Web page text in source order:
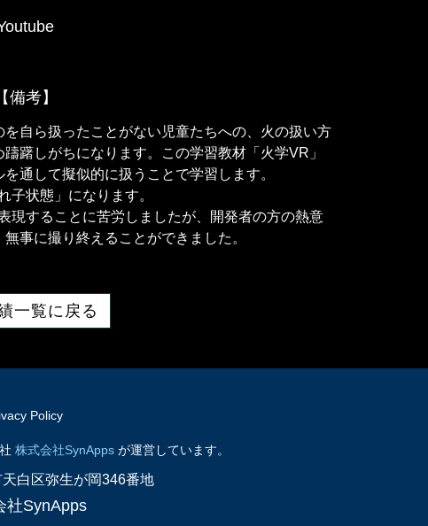
【備考】
自ら扱ったことがない児童たちへの、火の扱い方
躇しがちになります。この学習教材「火学VR」
通して擬似的に扱うことで学習します。
子状態」になります。
現することに苦労しましたが、開発者の方の熱意
事に撮り終えることができました。
一覧に戻る
Policy
株式会社SynApps が運営しています。
白区弥生が岡346番地
社SynApps